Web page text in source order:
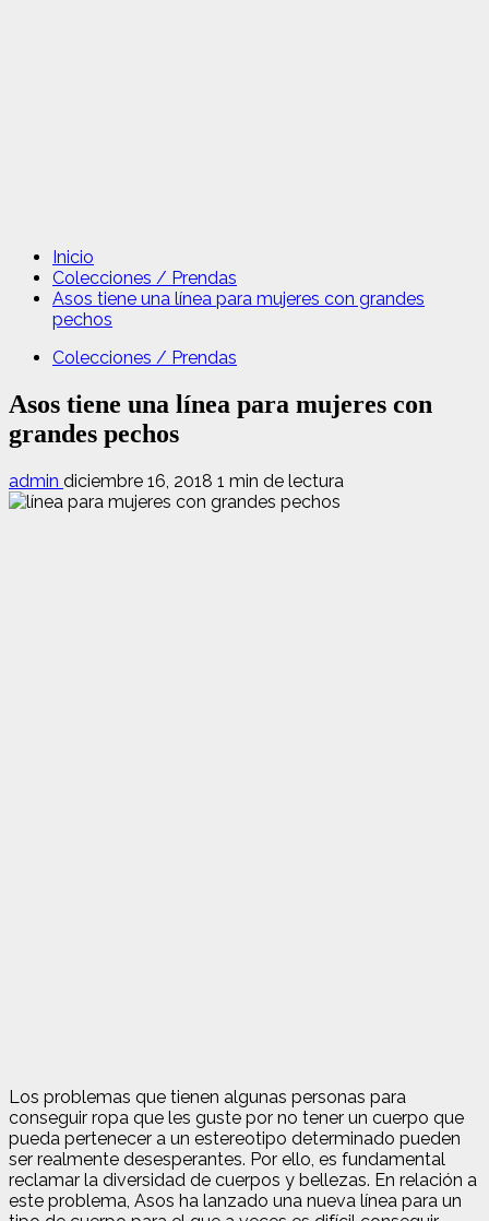
Inicio
Colecciones / Prendas
Asos tiene una línea para mujeres con grandes
pechos
Colecciones / Prendas
Asos tiene una línea para mujeres con
grandes pechos
admin diciembre 16, 2018 1 min de lectura
Los problemas que tienen algunas personas para
conseguir ropa que les guste por no tener un cuerpo que
pueda pertenecer a un estereotipo determinado pueden
ser realmente desesperantes. Por ello, es fundamental
reclamar la diversidad de cuerpos y bellezas. En relación a
este problema, Asos ha lanzado una nueva línea para un